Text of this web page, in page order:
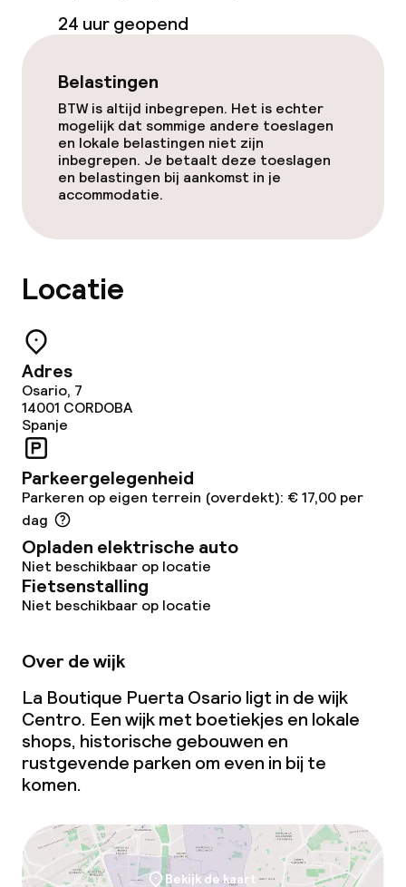
24 uur geopend
Belastingen
BTW is altijd inbegrepen. Het is echter
mogelijk dat sommige andere toeslagen
en lokale belastingen niet zijn
inbegrepen. Je betaalt deze toeslagen
en belastingen bij aankomst in je
accommodatie.
Locatie
Adres
Osario, 7
14001 CORDOBA
Spanje
Parkeergelegenheid
Parkeren op eigen terrein (overdekt): € 17,00 per
dag
Opladen elektrische auto
Niet beschikbaar op locatie
Fietsenstalling
Niet beschikbaar op locatie
Over de wijk
La Boutique Puerta Osario ligt in de wijk
Centro. Een wijk met boetiekjes en lokale
shops, historische gebouwen en
rustgevende parken om even in bij te
komen.
Bekijk de kaart